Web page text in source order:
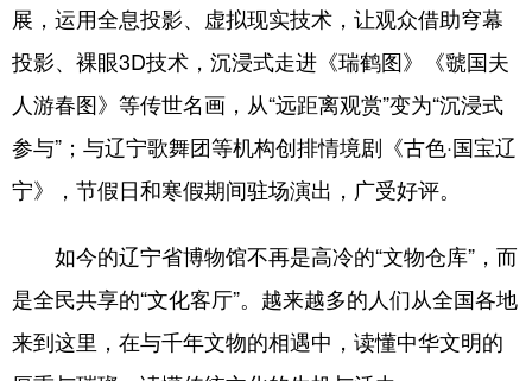
展，运用全息投影、虚拟现实技术，让观众借助穹幕
投影、裸眼3D技术，沉浸式走进《瑞鹤图》《虢国夫
人游春图》等传世名画，从“远距离观赏”变为“沉浸式
参与”；与辽宁歌舞团等机构创排情境剧《古色·国宝辽
宁》，节假日和寒假期间驻场演出，广受好评。
如今的辽宁省博物馆不再是高冷的“文物仓库”，而
是全民共享的“文化客厅”。越来越多的人们从全国各地
来到这里，在与千年文物的相遇中，读懂中华文明的